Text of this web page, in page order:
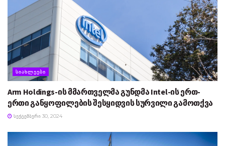
ᲡᲘᲐᲮᲚᲔᲔᲑᲘ
Arm Holdings-ის მმართველმა გუნდმა Intel-ის ერთ-
ერთი განყოფილების შესყიდვის სურვილი გამოთქვა
ᲡᲔᲥᲢᲔᲛᲑᲔᲠᲘ 30, 2024